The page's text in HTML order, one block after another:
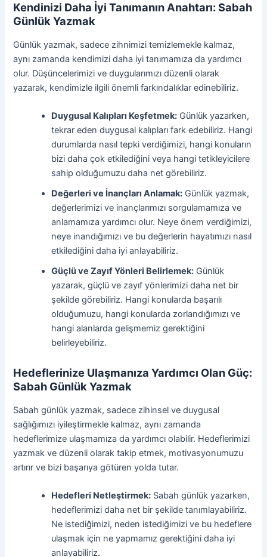
Kendinizi Daha İyi Tanımanın Anahtarı: Sabah
Günlük Yazmak
Günlük yazmak, sadece zihnimizi temizlemekle kalmaz,
aynı zamanda kendimizi daha iyi tanımamıza da yardımcı
olur. Düşüncelerimizi ve duygularımızı düzenli olarak
yazarak, kendimizle ilgili önemli farkındalıklar edinebiliriz.
Duygusal Kalıpları Keşfetmek: Günlük yazarken,
tekrar eden duygusal kalıpları fark edebiliriz. Hangi
durumlarda nasıl tepki verdiğimizi, hangi konuların
bizi daha çok etkilediğini veya hangi tetikleyicilere
sahip olduğumuzu daha net görebiliriz.
Değerleri ve İnançları Anlamak: Günlük yazmak,
değerlerimizi ve inançlarımızı sorgulamamıza ve
anlamamıza yardımcı olur. Neye önem verdiğimizi,
neye inandığımızı ve bu değerlerin hayatımızı nasıl
etkilediğini daha iyi anlayabiliriz.
Güçlü ve Zayıf Yönleri Belirlemek: Günlük
yazarak, güçlü ve zayıf yönlerimizi daha net bir
şekilde görebiliriz. Hangi konularda başarılı
olduğumuzu, hangi konularda zorlandığımızı ve
hangi alanlarda gelişmemiz gerektiğini
belirleyebiliriz.
Hedeflerinize Ulaşmanıza Yardımcı Olan Güç:
Sabah Günlük Yazmak
Sabah günlük yazmak, sadece zihinsel ve duygusal
sağlığımızı iyileştirmekle kalmaz, aynı zamanda
hedeflerimize ulaşmamıza da yardımcı olabilir. Hedeflerimizi
yazmak ve düzenli olarak takip etmek, motivasyonumuzu
artırır ve bizi başarıya götüren yolda tutar.
Hedefleri Netleştirmek: Sabah günlük yazarken,
hedeflerimizi daha net bir şekilde tanımlayabiliriz.
Ne istediğimizi, neden istediğimizi ve bu hedeflere
ulaşmak için ne yapmamız gerektiğini daha iyi
anlayabiliriz.